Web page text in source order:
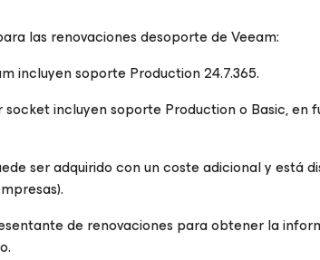
las renovaciones desoporte de Veeam:
incluyen soporte Production 24.7.365.
incluyen soporte Production o Basic, en
ser adquirido con un coste adicional y está
de renovaciones para obtener la